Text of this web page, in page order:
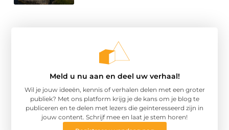
Meld u nu aan en deel uw verhaal!
Wil je jouw ideeën, kennis of verhalen delen met een groter
publiek? Met ons platform krijg je de kans om je blog te
publiceren en te delen met lezers die geïnteresseerd zijn in
jouw content. Schrijf mee en laat je stem horen!